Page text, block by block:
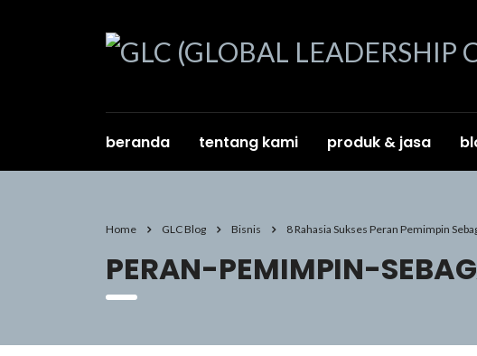
beranda tentang kami produk & jasa
Home GLC Blog Bisnis 8 Rahasia Sukses Peran Pemimpin
PERAN-PEMIMPIN-